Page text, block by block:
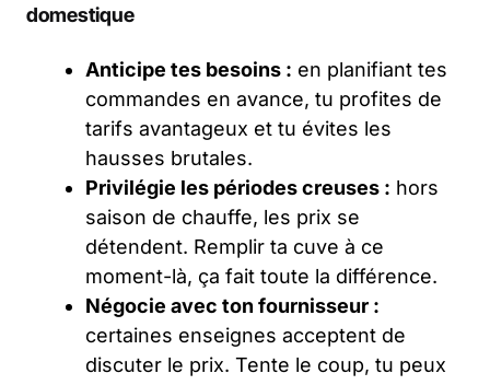
domestique
Anticipe tes besoins : en planifiant tes
commandes en avance, tu profites de
tarifs avantageux et tu évites les
hausses brutales.
Privilégie les périodes creuses : hors
saison de chauffe, les prix se
détendent. Remplir ta cuve à ce
moment-là, ça fait toute la différence.
Négocie avec ton fournisseur :
certaines enseignes acceptent de
discuter le prix. Tente le coup, tu peux